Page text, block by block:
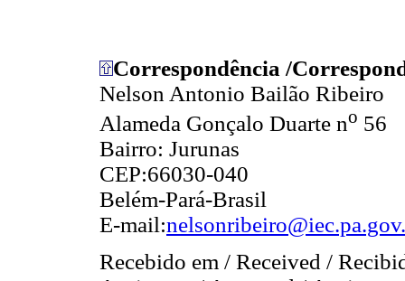
Correspondência /
Nelson Antonio Bailão Ribeiro
Alameda Gonçalo Duarte no 56
Bairro: Jurunas
CEP:66030-040
Belém-Pará-Brasil
E-mail:
Recebido em / Received /